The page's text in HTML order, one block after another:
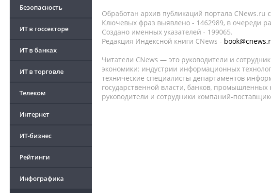
Безопасность
ИТ в госсекторе
ИТ в банках
ИТ в торговле
Телеком
Интернет
ИТ-бизнес
Рейтинги
Инфографика
Обработан архив публикаций портала CNews.ru
Ключевых фраз выявлено - 1462989, в очереди
Создано именных указателей - 199065.
Редакция Индексной книги CNews -
Читатели CNews — это руководители и
экономики: индустрии информационных
технические специалисты департаментов
государственной власти, банков,
руководители и сотрудники компаний-